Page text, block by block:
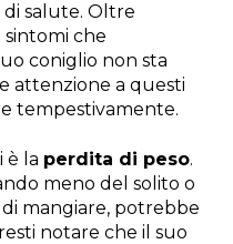
salute. Oltre
che
coniglio non sta
attenzione a questi
tempestivamente.
è la perdita di peso.
meno del solito o
mangiare, potrebbe
notare che il suo